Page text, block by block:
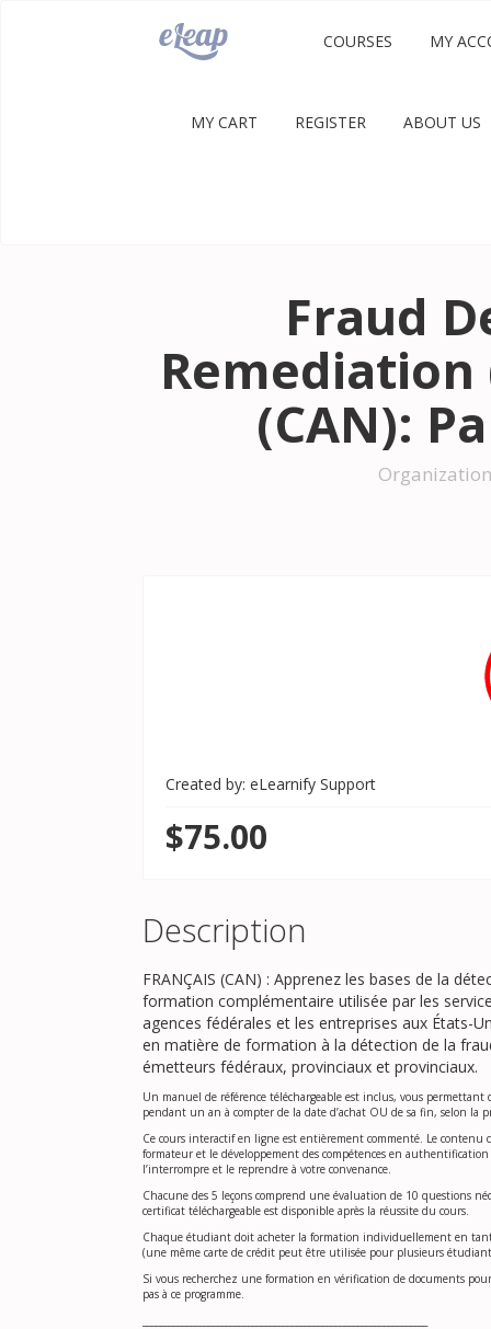
COURSES MY
MY CART REGISTER ABOUT US
Fraud
Remediation
(CAN):
Created by: eLearnify Support
$75.00
Description
FRANÇAIS (CAN) : Apprenez les bases de la
formation complémentaire utilisée par les
agences fédérales et les entreprises aux États-
en matière de formation à la détection de la
émetteurs fédéraux, provinciaux et provinciaux.
Un manuel de référence téléchargeable est inclus, vous permettant
pendant un an à compter de la date d’achat OU de sa fin, selon la
Ce cours interactif en ligne est entièrement commenté. Le contenu
formateur et le développement des compétences en
l’interrompre et le reprendre à votre convenance.
Chacune des 5 leçons comprend une évaluation de 10 questions
certificat téléchargeable est disponible après la réussite du cours.
Chaque étudiant doit acheter la formation individuellement en
(une même carte de crédit peut être utilisée pour plusieurs
Si vous recherchez une formation en vérification de documents
pas à ce programme.